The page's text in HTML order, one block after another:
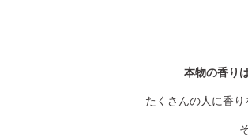
本物の香り
たくさんの人に香り